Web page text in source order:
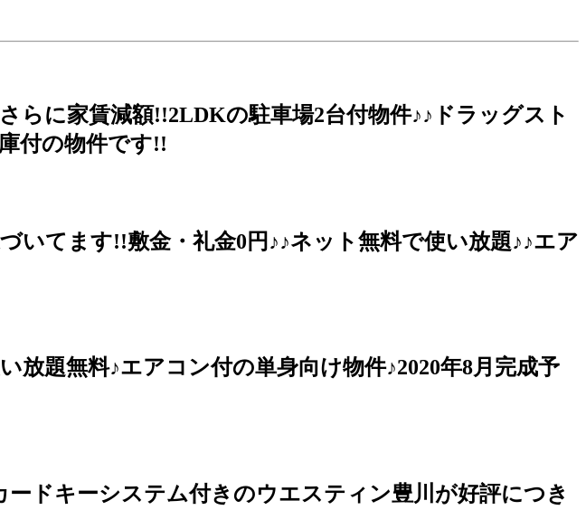
らに家賃減額!!2LDKの駐車場2台付物件♪♪ドラッグスト
付の物件です!!
いてます!!敷金・礼金0円♪♪ネット無料で使い放題♪♪エア
放題無料♪エアコン付の単身向け物件♪2020年8月完成予
ードキーシステム付きのウエスティン豊川が好評につき